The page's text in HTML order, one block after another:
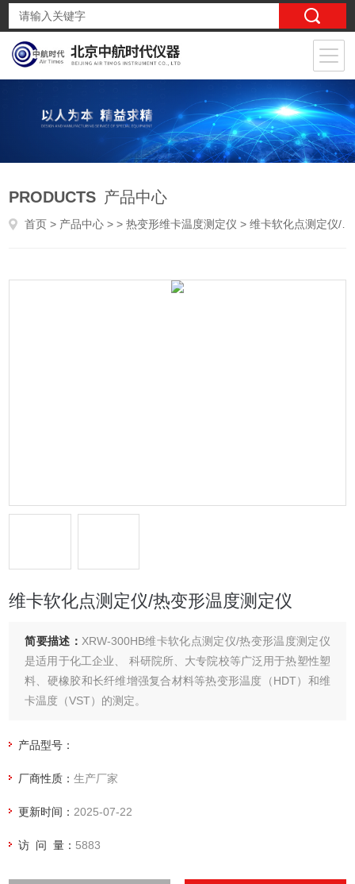
PRODUCTS 产品中心
首页 > 产品中心 > >热变形维卡温度测定仪 > 维卡软化点测定仪/热变形温度测定仪
维卡软化点测定仪/热变形温度测定仪
简要描述： XRW-300HB维卡软化点测定仪/热变形温度测定仪
是适用于化工企业、 科研院所、大专院校等广泛用于热塑性塑
料、硬橡胶和长纤维增强复合材料等热变形温度（HDT）和维
卡温度（VST）的测定。
ISO 306_2004（E）塑料 热塑性
产品型号：
厂商性质：生产厂家
更新时间： 2025-07-22
访 问 量： 5883